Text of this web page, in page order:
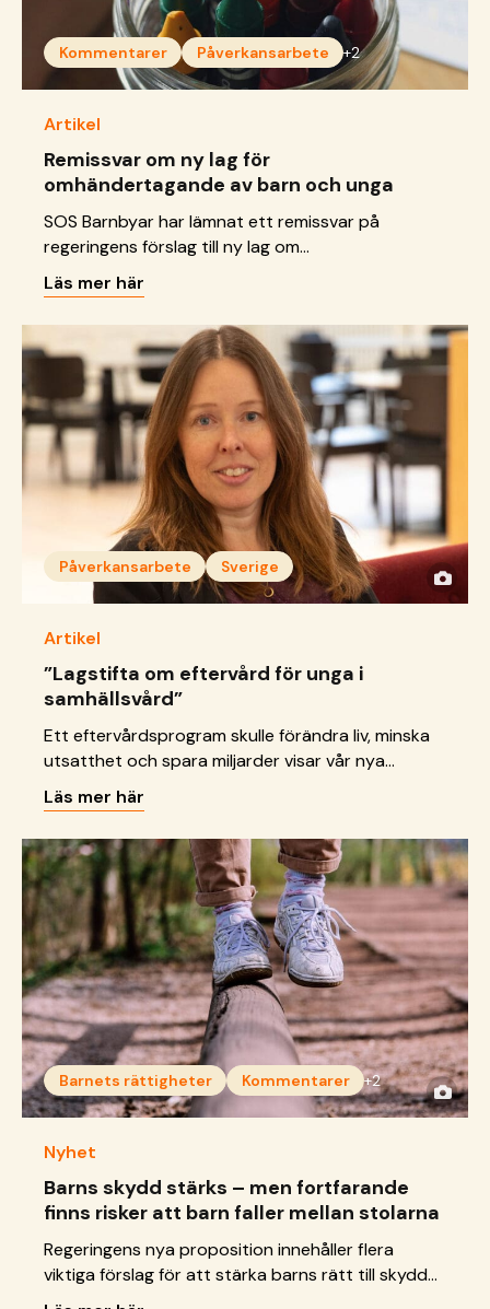
Kommentarer Påverkansarbete +2
Artikel
Remissvar om ny lag för
omhändertagande av barn och unga
SOS Barnbyar har lämnat ett remissvar på
regeringens förslag till ny lag om
omhändertagande för vård av barn och unga. Vi
välkomnar flera viktiga steg för att stärka barns
rättigheter, men lyfter också risker och behov av
tydlig tillämpning, resurser och långsiktigt stöd för
barn i samhällsvård.
Läs mer här
Påverkansarbete Sverige
Artikel
”Lagstifta om eftervård för unga i
samhällsvård”
Ett eftervårdsprogram skulle förändra liv, minska
utsatthet och spara miljarder visar vår nya
rapport, skriver Petra Nyberg, programchef för
SOS Barnbyar.
Läs mer här
Barnets rättigheter Kommentarer +2
Nyhet
Barns skydd stärks – men fortfarande
finns risker att barn faller mellan stolarna
Regeringens nya proposition innehåller flera
viktiga förslag för att stärka barns rätt till skydd
och stöd från socialnämnden. Men flera områden